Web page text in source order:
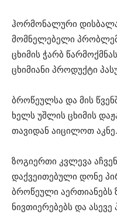
ჰორმონალური
მომნელებელი
ცხიმის ჭარბ
ცხიმიანი პროდუქტი
ბროწეულსა და მის
ხელს უშლის ცხიმის
თავიდან აიცილოთ აკნე.
ზოგიერთი კვლევა
დაქვეითებული დონე
ბროწეული აერთიანებს
ნივთიერებებს და